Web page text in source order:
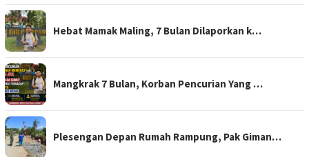
Hebat Mamak Maling, 7 Bulan Dilaporkan k…
Mangkrak 7 Bulan, Korban Pencurian Yang …
Plesengan Depan Rumah Rampung, Pak Giman…